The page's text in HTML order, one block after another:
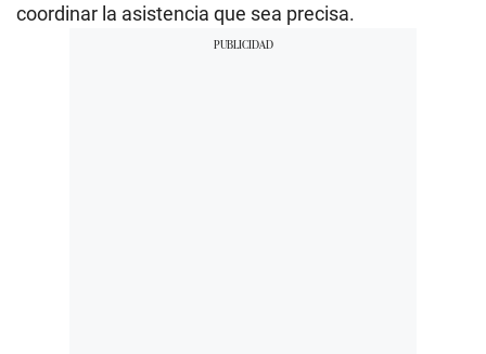
coordinar la asistencia que sea precisa.